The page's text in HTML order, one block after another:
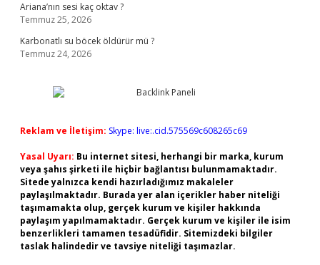
Ariana’nın sesi kaç oktav ?
Temmuz 25, 2026
Karbonatlı su böcek öldürür mü ?
Temmuz 24, 2026
Reklam ve İletişim: Skype: live:.cid.575569c608265c69
Yasal Uyarı: Bu internet sitesi, herhangi bir marka, kurum
veya şahıs şirketi ile hiçbir bağlantısı bulunmamaktadır.
Sitede yalnızca kendi hazırladığımız makaleler
paylaşılmaktadır. Burada yer alan içerikler haber niteliği
taşımamakta olup, gerçek kurum ve kişiler hakkında
paylaşım yapılmamaktadır. Gerçek kurum ve kişiler ile isim
benzerlikleri tamamen tesadüfidir. Sitemizdeki bilgiler
taslak halindedir ve tavsiye niteliği taşımazlar.